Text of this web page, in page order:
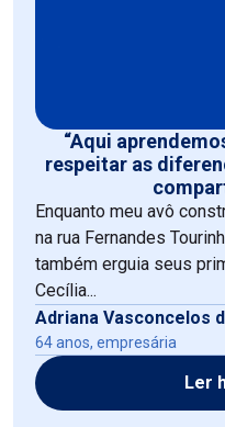
“Aqui
respeitar as
Enquanto meu avô
na rua Fernandes
também erguia seus
Cecília...
Adriana Vasconcelos
64 anos, empresária
Ler